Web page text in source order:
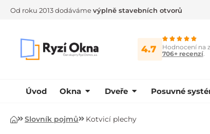
Od roku 2013 dodávámevýplně stavebních otvorů
4.7
Hodnocení na
706+ recenzí.
Úvod Okna Dveře Posuvné
Úvod
Slovník pojmů Kotvicí plechy